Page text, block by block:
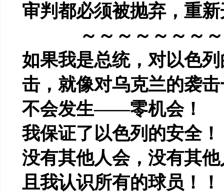
审判都必须被抛弃，重
～～～～～～～
如果我是总统，对以色
击，就像对乌克兰的袭
不会发生——零机会！
我保证了以色列的安全！
没有其他人会，没有其
且我认识所有的球员！！